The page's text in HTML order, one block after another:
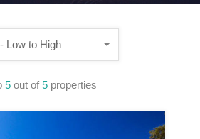
5 out of 5 properties
Low to High